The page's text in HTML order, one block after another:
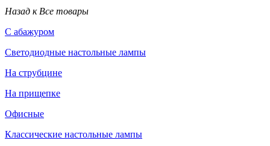
Назад к Все товары
С абажуром
Светодиодные настольные лампы
На струбцине
На прищепке
Офисные
Классические настольные лампы